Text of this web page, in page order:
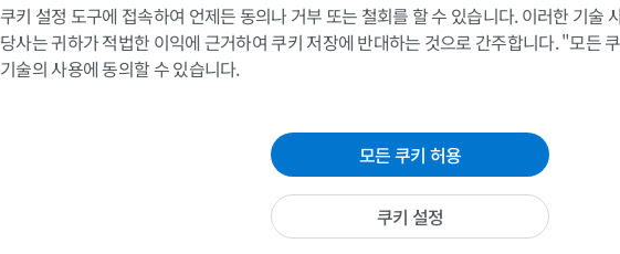
벌레
소뇌혀
말 - 앞발목
프리미엄
쿠키 설정 도구에 접속하여 언제든 동의나 거부 또는 철회를 할 수 있습니다. 이러한 기술
당사는 귀하가 적법한 이익에 근거하여 쿠키 저장에 반대하는 것으로 간주합니다. "모든
기술의 사용에 동의할 수 있습니다.
모든 쿠키 허용
쿠키 설정